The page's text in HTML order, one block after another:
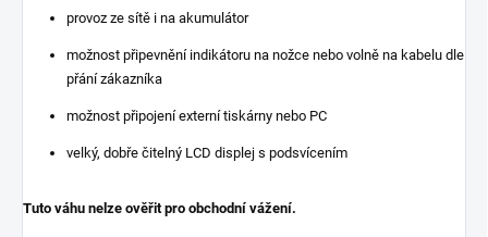
provoz ze sítě i na akumulátor
možnost připevnění indikátoru na nožce nebo volně na kabelu dle
přání zákazníka
možnost připojení externí tiskárny nebo PC
velký, dobře čitelný LCD displej s podsvícením
Tuto váhu nelze ověřit pro obchodní vážení.